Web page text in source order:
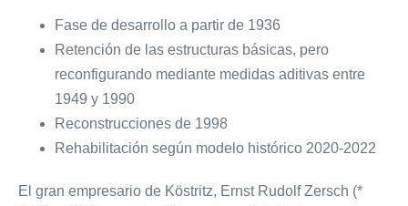
Fase de desarrollo a partir de 1936
Retención de las estructuras básicas, pero
reconfigurando mediante medidas aditivas entre
1949 y 1990
Reconstrucciones de 1998
Rehabilitación según modelo histórico 2020-2022
El gran empresario de Köstritz, Ernst Rudolf Zersch (*